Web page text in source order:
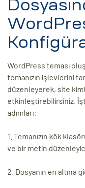
WordPress teması
temanızın işlevlerini
düzenleyerek, site
etkinleştirebilirsiniz.
adımları:
1. Temanızın kök
ve bir metin
2. Dosyanın en altına